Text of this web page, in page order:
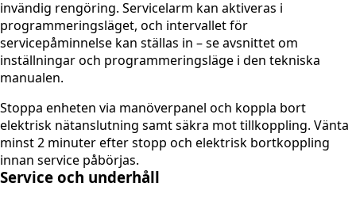
invändig rengöring. Servicelarm kan aktiveras i
programmeringsläget, och intervallet för
servicepåminnelse kan ställas in – se avsnittet om
inställningar och programmeringsläge i den tekniska
manualen.
Stoppa enheten via manöverpanel och koppla bort
elektrisk nätanslutning samt säkra mot tillkoppling. Vänta
minst 2 minuter efter stopp och elektrisk bortkoppling
innan service påbörjas.
Service och underhåll